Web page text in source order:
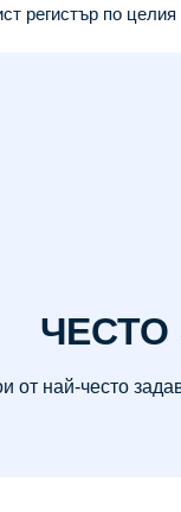
регистър по целия
ЧЕСТО
от най-често